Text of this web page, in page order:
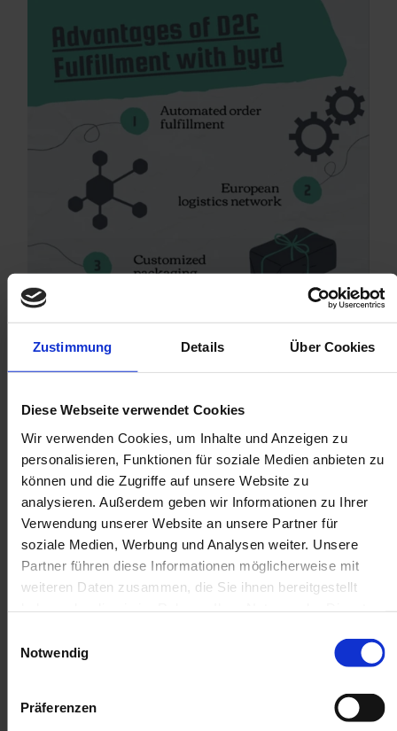
Zustimmung Details Über Cookies
Diese Webseite verwendet Cookies
Wir verwenden Cookies, um Inhalte und Anzeigen zu
personalisieren, Funktionen für soziale Medien anbieten zu
können und die Zugriffe auf unsere Website zu
analysieren. Außerdem geben wir Informationen zu Ihrer
Verwendung unserer Website an unsere Partner für
soziale Medien, Werbung und Analysen weiter. Unsere
Partner führen diese Informationen möglicherweise mit
weiteren Daten zusammen, die Sie ihnen bereitgestellt
Notwendig
Präferenzen